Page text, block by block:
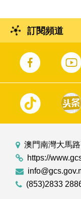
訂閱頻道
澳門南灣大馬
https://
(853)2833